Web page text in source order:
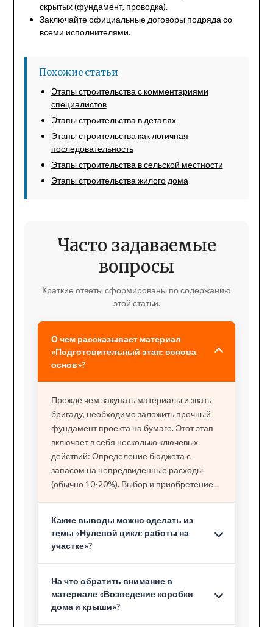
скрытых (фундамент, проводка).
Заключайте официальные договоры подряда со
всеми исполнителями.
Похожие статьи
Этапы строительства с комментариями
специалистов
Этапы строительства в деталях
Этапы строительства как логичная
последовательность
Этапы строительства в сельской местности
Этапы строительства жилого дома
Часто задаваемые
вопросы
Краткие ответы сформированы по содержанию
этой статьи.
О чем рассказывает материал
«Подготовительный этап: основа
основ»?
Прежде чем закупать материалы и звать
бригаду, необходимо заложить прочный
фундамент проекта на бумаге. Этот этап
включает в себя несколько ключевых
действий: Определение бюджета с
запасом на непредвиденные расходы
(обычно 10-20%). Выбор и приобретение...
Какие выводы можно сделать из
темы «Нулевой цикл: работы на
участке»?
На что обратить внимание в
материале «Возведение коробки
дома и крыши»?